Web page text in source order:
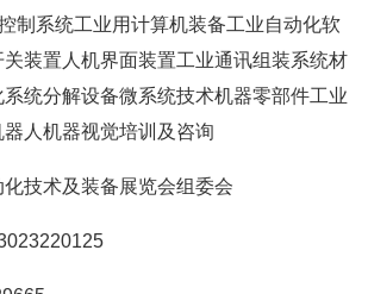
制系统工业用计算机装备工业自动化软
装置人机界面装置工业通讯组装系统材
统分解设备微系统技术机器零部件工业
人机器视觉培训及咨询
技术及装备展览会组委会